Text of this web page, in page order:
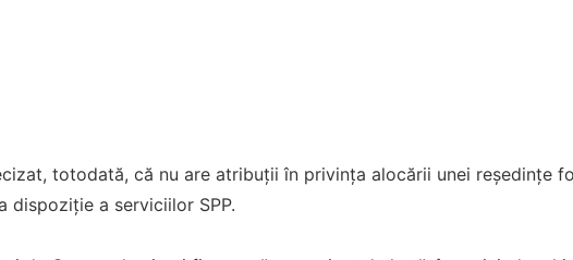
totodată, că nu are atribuții în privința alocării unei reședințe
dispoziție a serviciilor SPP.